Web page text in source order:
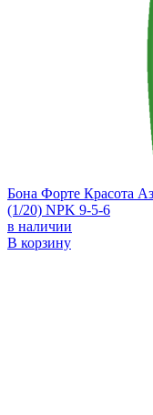
Бона Форте Красота
(1/20) NPK 9-5-6
в наличии
В корзину